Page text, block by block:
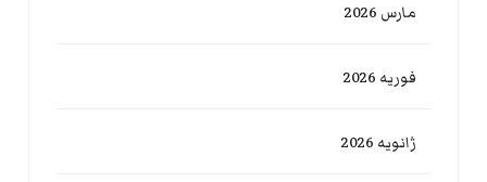
مارس 2026
فوریه 2026
ژانویه 2026